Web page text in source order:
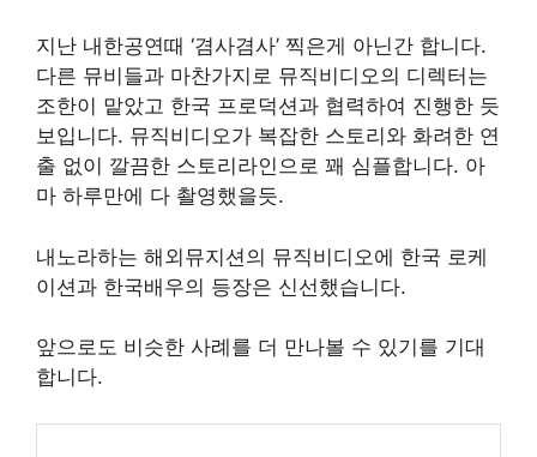
지난 내한공연때 ‘겸사겸사’ 찍은게 아닌간 합니다.
다른 뮤비들과 마찬가지로 뮤직비디오의 디렉터는
조한이 맡았고 한국 프로덕션과 협력하여 진행한 듯
보입니다. 뮤직비디오가 복잡한 스토리와 화려한 연
출 없이 깔끔한 스토리라인으로 꽤 심플합니다. 아
마 하루만에 다 촬영했을듯.
내노라하는 해외뮤지션의 뮤직비디오에 한국 로케
이션과 한국배우의 등장은 신선했습니다.
앞으로도 비슷한 사례를 더 만나볼 수 있기를 기대
합니다.